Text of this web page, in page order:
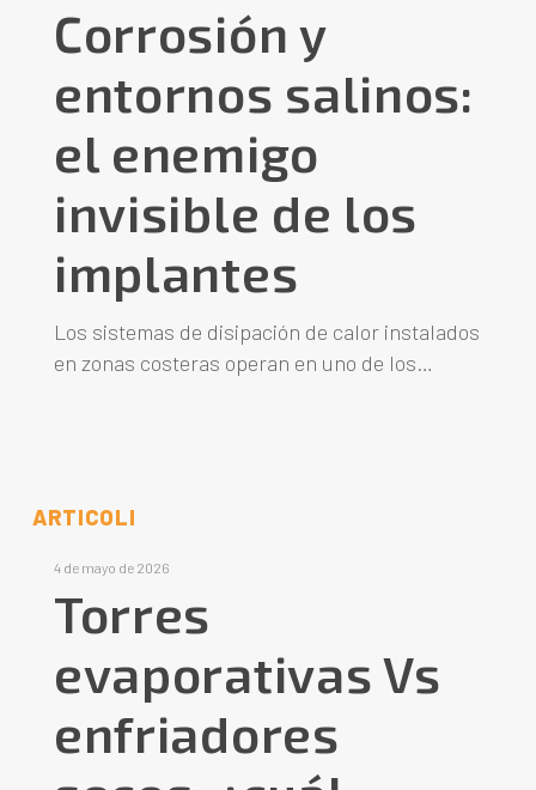
Corrosión y
entornos salinos:
el enemigo
invisible de los
implantes
Los sistemas de disipación de calor instalados
en zonas costeras operan en uno de los…
ARTICOLI
4 de mayo de 2026
Torres
evaporativas Vs
enfriadores